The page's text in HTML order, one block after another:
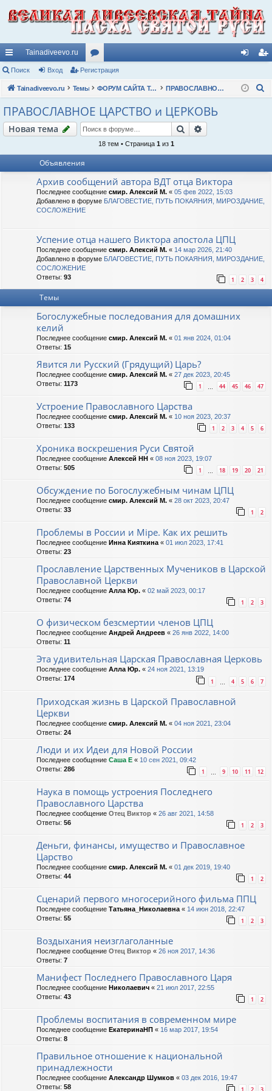
с
ы
лк
и
Tainadiveevo.ru
ор
ум
ы
д ис
Поиск Вход Регистрация
Tainadiveevo.ru Темы ФОРУМ САЙТА TAINADIVEEVO.RU ПРАВОСЛАВНОЕ ЦАРСТВО и ЦЕРКОВЬ
ПРАВОСЛАВНОЕ ЦАРСТВО и ЦЕРКОВЬ
Новая тема Поиск
18 тем • Страница 1 из 1
Объявления
Архив сообщений автора ВДТ отца Виктора
Последнее сообщение смир. Алексий М. « 05 фев 2022, 15:03
Добавлено в форуме БЛАГОВЕСТИЕ, ПУТЬ ПОКАЯНИЯ, МИРОЗДАНИЕ,
СОСЛОЖЕНИЕ
Успение отца нашего Виктора апостола ЦПЦ
Последнее сообщение смир. Алексий М. « 14 мар 2026, 21:40
Добавлено в форуме БЛАГОВЕСТИЕ, ПУТЬ ПОКАЯНИЯ, МИРОЗДАНИЕ,
СОСЛОЖЕНИЕ
Ответы: 93 1 2 3 4
Темы
Богослужебные последования для домашних
келий
Последнее сообщение смир. Алексий М. « 01 янв 2024, 01:04
Ответы: 15
Явится ли Русский (Грядущий) Царь?
Последнее сообщение смир. Алексий М. « 27 дек 2023, 20:45
Ответы: 1173 1 … 44 45 46 47
Устроение Православного Царства
Последнее сообщение смир. Алексий М. « 10 ноя 2023, 20:37
Ответы: 133 1 2 3 4 5 6
Хроника воскрешения Руси Святой
Последнее сообщение Алексей НН « 08 ноя 2023, 19:07
Ответы: 505 1 … 18 19 20 21
Обсуждение по Богослужебным чинам ЦПЦ
Последнее сообщение смир. Алексий М. « 28 окт 2023, 20:47
Ответы: 33 1 2
Проблемы в России и Мiре. Как их решить
Последнее сообщение Инна Кияткина « 01 июл 2023, 17:41
Ответы: 23
Прославление Царственных Мучеников в Царской
Православной Церкви
Последнее сообщение Алла Юр. « 02 май 2023, 00:17
Ответы: 74 1 2 3
О физическом безсмертии членов ЦПЦ
Последнее сообщение Андрей Андреев « 26 янв 2022, 14:00
Ответы: 11
Эта удивительная Царская Православная Церковь
Последнее сообщение Алла Юр. « 24 ноя 2021, 13:19
Ответы: 174 1 4 5 6 7
Приходская жизнь в Царской Православной
Церкви
Последнее сообщение смир. Алексий М. « 04 ноя 2021, 23:04
Ответы: 24
Люди и их Идеи для Новой России
Последнее сообщение Саша Е « 10 сен 2021, 09:42
Ответы: 286 1 9 10 11 12
Наука в помощь устроения Последнего
Православного Царства
Последнее сообщение Отец Виктор « 26 авг 2021, 14:58
Ответы: 56 1 2 3
Деньги, финансы, имущество и Православное
Царство
Последнее сообщение смир. Алексий М. « 01 дек 2019, 19:40
Ответы: 44 1 2
Сценарий первого многосерийного фильма ППЦ
Последнее сообщение Татьяна_Николаевна « 14 июн 2018, 22:47
Ответы: 55 1 2 3
Воздыхания неизглаголанные
Последнее сообщение Отец Виктор « 26 ноя 2017, 14:36
Ответы: 7
Манифест Последнего Православного Царя
Последнее сообщение Николаевич « 21 июл 2017, 22:55
Ответы: 43 1 2
Проблемы воспитания в современном мире
Последнее сообщение ЕкатеринаНП « 16 мар 2017, 19:54
Ответы: 8
Правильное отношение к национальной
принадлежности
Последнее сообщение Александр Шумков « 03 дек 2016, 19:47
Ответы: 58